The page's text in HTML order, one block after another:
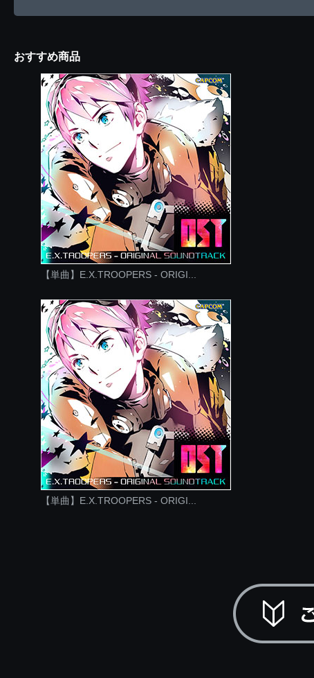
おすすめ商品
【単曲】E.X.TROOPERS - ORIGI...
【単曲】E.X.TROOPERS - ORIGI...